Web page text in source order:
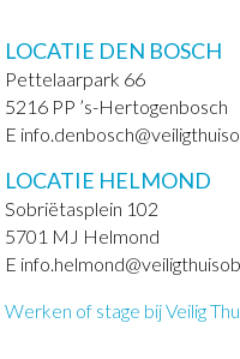
LOCATIE DEN BOSCH
Pettelaarpark 66
5216 PP ’s-Hertogenbosch
E
LOCATIE HELMOND
Sobriëtasplein 102
5701 MJ Helmond
E
Werken of stage bij Veilig